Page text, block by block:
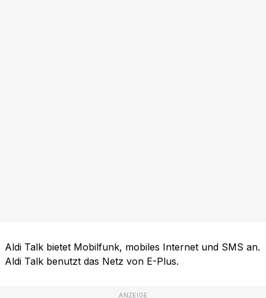
Aldi Talk bietet Mobilfunk, mobiles Internet und SMS an.
Aldi Talk benutzt das Netz von E-Plus.
ANZEIGE